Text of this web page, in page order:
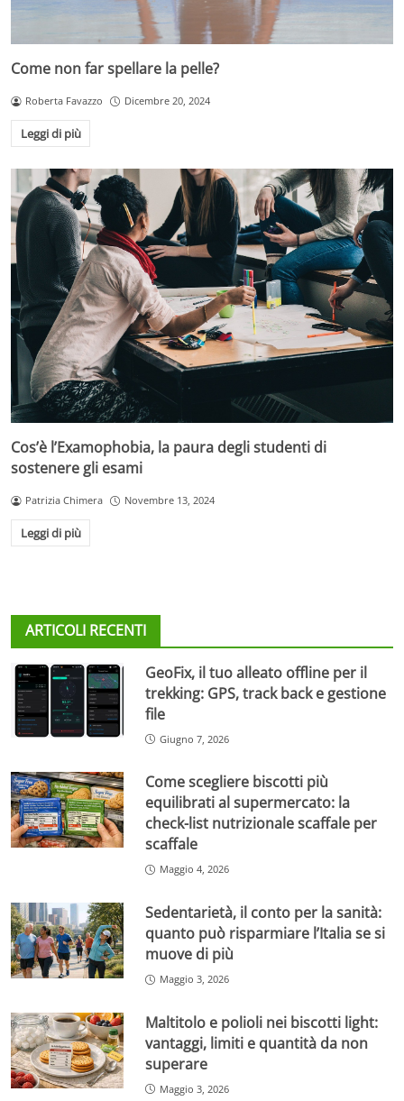
Come non far spellare la pelle?
Roberta Favazzo Dicembre 20, 2024
Leggi di più
Cos’è l’Examophobia, la paura degli studenti di
sostenere gli esami
Patrizia Chimera Novembre 13, 2024
Leggi di più
ARTICOLI RECENTI
GeoFix, il tuo alleato offline per il
trekking: GPS, track back e gestione
file
Giugno 7, 2026
Come scegliere biscotti più
equilibrati al supermercato: la
check-list nutrizionale scaffale per
scaffale
Maggio 4, 2026
Sedentarietà, il conto per la sanità:
quanto può risparmiare l’Italia se si
muove di più
Maggio 3, 2026
Maltitolo e polioli nei biscotti light:
vantaggi, limiti e quantità da non
superare
Maggio 3, 2026